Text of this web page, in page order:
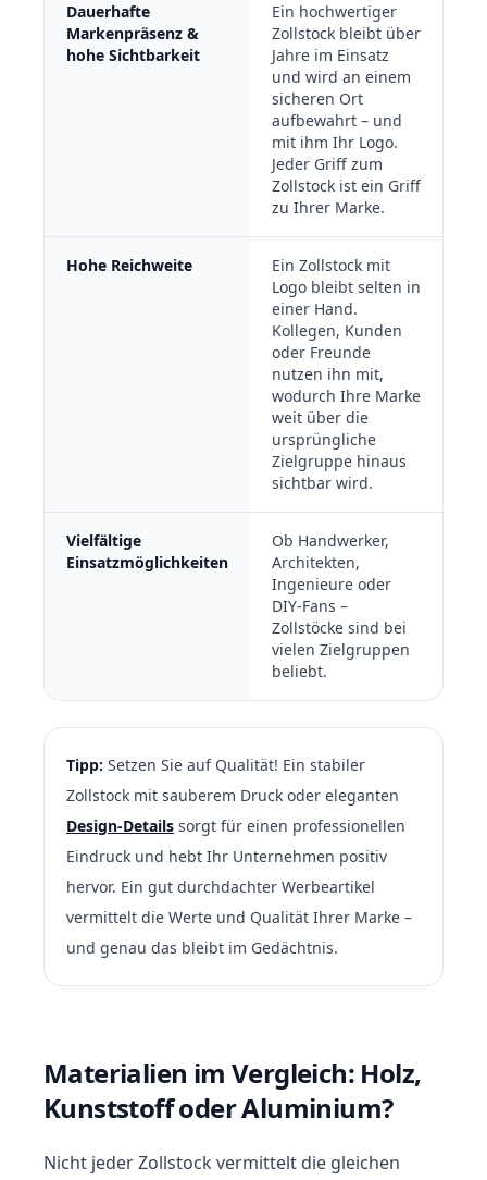
Dauerhafte
Markenpräsenz &
hohe Sichtbarkeit
Ein hochwertiger
Zollstock bleibt über
Jahre im Einsatz
und wird an einem
sicheren Ort
aufbewahrt – und
mit ihm Ihr Logo.
Jeder Griff zum
Zollstock ist ein Griff
zu Ihrer Marke.
Hohe Reichweite
Ein Zollstock mit
Logo bleibt selten in
einer Hand.
Kollegen, Kunden
oder Freunde
nutzen ihn mit,
wodurch Ihre Marke
weit über die
ursprüngliche
Zielgruppe hinaus
sichtbar wird.
Vielfältige
Einsatzmöglichkeiten
Ob Handwerker,
Architekten,
Ingenieure oder
DIY-Fans –
Zollstöcke sind bei
vielen Zielgruppen
beliebt.
Tipp: Setzen Sie auf Qualität! Ein stabiler
Zollstock mit sauberem Druck oder eleganten
Design-Details sorgt für einen professionellen
Eindruck und hebt Ihr Unternehmen positiv
hervor. Ein gut durchdachter Werbeartikel
vermittelt die Werte und Qualität Ihrer Marke –
und genau das bleibt im Gedächtnis.
Materialien im Vergleich: Holz,
Kunststoff oder Aluminium?
Nicht jeder Zollstock vermittelt die gleichen